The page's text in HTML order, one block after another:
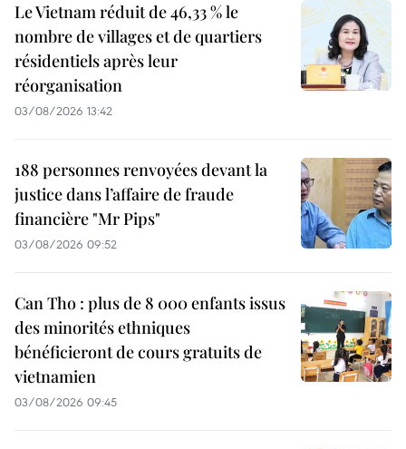
Le Vietnam réduit de 46,33 % le
nombre de villages et de quartiers
résidentiels après leur
réorganisation
03/08/2026 13:42
188 personnes renvoyées devant la
justice dans l’affaire de fraude
financière "Mr Pips"
03/08/2026 09:52
Can Tho : plus de 8 000 enfants issus
des minorités ethniques
bénéficieront de cours gratuits de
vietnamien
03/08/2026 09:45